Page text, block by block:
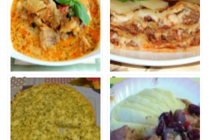
Рыба тушенная
с овощами и
сметаной
Лазанья с
мясным фаршем